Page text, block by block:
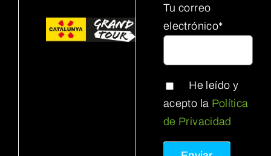
Tu correo
electrónico*
He leído y
acepto la Política
de Privacidad